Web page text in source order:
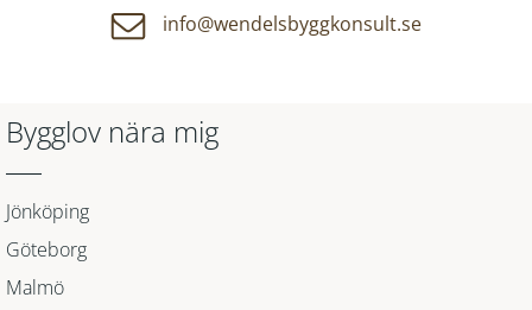
info@wendelsbyggkonsult.se
Bygglov nära mig
Jönköping
Göteborg
Malmö